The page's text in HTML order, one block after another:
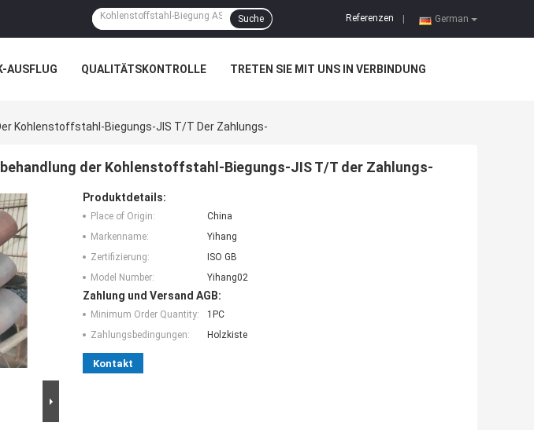
German
Referenzen
Suche
AUSFLUG QUALITÄTSKONTROLLE TRETEN SIE MIT UNS IN VERBINDUNG
Kohlenstoffstahl-Biegungs-JIS T/T Der Zahlungs-
der Kohlenstoffstahl-Biegungs-JIS T/T der Zahlungs-
Produktdetails:
Place of Origin:
China
Markenname:
Yihang
Zertifizierung:
ISO GB
Model Number:
Yihang02
Zahlung und Versand AGB:
Minimum Order Quantity:
1PC
Zahlungsbedingungen:
Holzkiste
Kontakt